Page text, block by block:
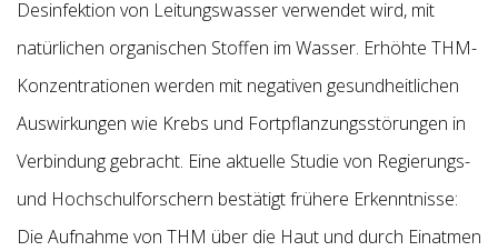
Desinfektion von Leitungswasser verwendet wird, mit
natürlichen organischen Stoffen im Wasser. Erhöhte THM-
Konzentrationen werden mit negativen gesundheitlichen
Auswirkungen wie Krebs und Fortpflanzungsstörungen in
Verbindung gebracht. Eine aktuelle Studie von Regierungs-
und Hochschulforschern bestätigt frühere Erkenntnisse:
Die Aufnahme von THM über die Haut und durch Einatmen